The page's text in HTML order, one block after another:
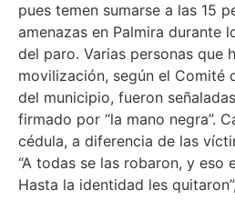
pues temen sumarse a las 15
amenazas en Palmira durante
del paro. Varias personas que
movilización, según el Comité
del municipio, fueron
firmado por “la mano negra”.
cédula, a diferencia de las
“A todas se las robaron, y eso
Hasta la identidad les